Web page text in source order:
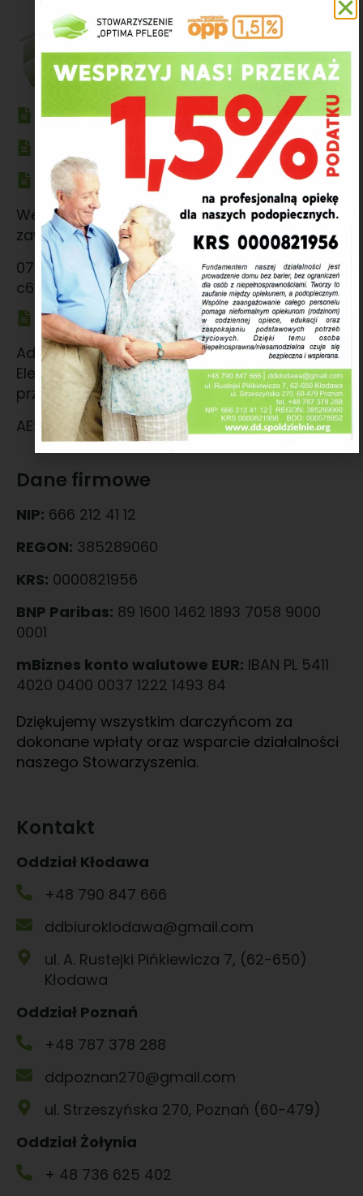
Polityka prywatności
Klauzula informacyjna Stowarzyszenia
Adres Autenti
Wewnętrzny adres Autenti e-Doręczenia,
zawsze generowany i przypisany do skrzynki.
070596ca-40dd-467b-8e45-
c6b59c2abed9@ed.autenti.com
Adres BAE
Adres generowany z Bazy Adresów
Elektronicznych na żądanie użytkownika i
przypisany do skrzynki.
AE:PL-14631-28164-BRRIE-15
Dane firmowe
NIP: 666 212 41 12
REGON: 385289060
KRS: 0000821956
BNP Paribas: 89 1600 1462 1893 7058 9000
0001
mBiznes konto walutowe EUR: IBAN PL 5411
4020 0400 0037 1222 1493 84
Dziękujemy wszystkim darczyńcom za
dokonane wpłaty oraz wsparcie działalności
naszego Stowarzyszenia.
Kontakt
Oddział Kłodawa
+48 790 847 666
ddbiuroklodawa@gmail.com
ul. A. Rustejki Pińkiewicza 7, (62-650)
Kłodawa
Oddział Poznań
+48 787 378 288
ddpoznan270@gmail.com
ul. Strzeszyńska 270, Poznań (60-479)
Oddział Żołynia
+ 48 736 625 402